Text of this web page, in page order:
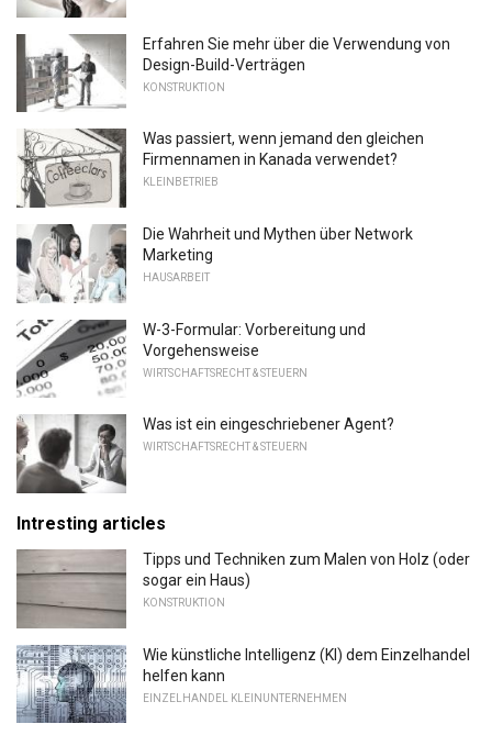
Erfahren Sie mehr über die Verwendung von
Design-Build-Verträgen
KONSTRUKTION
Was passiert, wenn jemand den gleichen
Firmennamen in Kanada verwendet?
KLEINBETRIEB
Die Wahrheit und Mythen über Network
Marketing
HAUSARBEIT
W-3-Formular: Vorbereitung und
Vorgehensweise
WIRTSCHAFTSRECHT & STEUERN
Was ist ein eingeschriebener Agent?
WIRTSCHAFTSRECHT & STEUERN
Intresting articles
Tipps und Techniken zum Malen von Holz (oder
sogar ein Haus)
KONSTRUKTION
Wie künstliche Intelligenz (KI) dem Einzelhandel
helfen kann
EINZELHANDEL KLEINUNTERNEHMEN